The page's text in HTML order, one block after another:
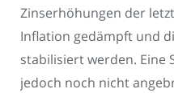
Zinserhöhungen der
Inflation gedämpft und
stabilisiert werden. Eine
jedoch noch nicht